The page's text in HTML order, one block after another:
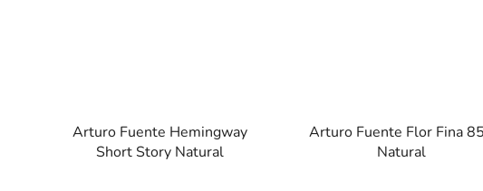
Arturo Fuente Hemingway
Short Story Natural
Arturo Fuente Flor Fina
Natural